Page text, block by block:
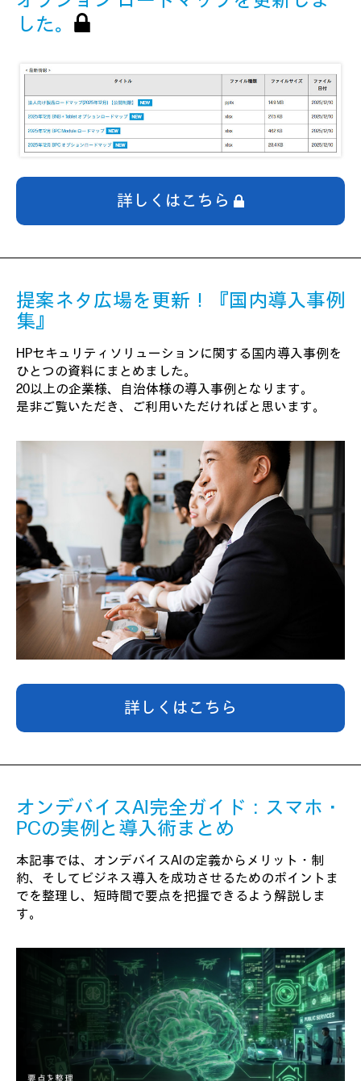
した。
詳しくはこちら
提案ネタ広場を更新！『国内導入事例
集』
HPセキュリティソリューションに関する国内導入事例を
ひとつの資料にまとめました。
20以上の企業様、自治体様の導入事例となります。
是非ご覧いただき、ご利用いただければと思います。
詳しくはこちら
オンデバイスAI完全ガイド：スマホ・
PCの実例と導入術まとめ
本記事では、オンデバイスAIの定義からメリット・制
約、そしてビジネス導入を成功させるためのポイントま
でを整理し、短時間で要点を把握できるよう解説しま
す。